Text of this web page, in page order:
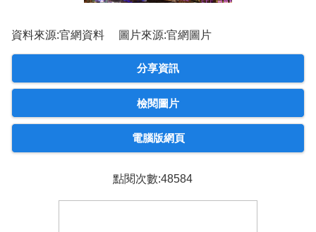
資料來源:官網資料 圖片來源:官網圖片
分享資訊
檢閱圖片
電腦版網頁
點閱次數:48584